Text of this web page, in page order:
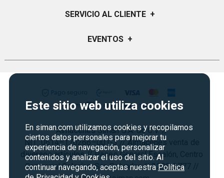
Este sitio web utiliza cookies
En siman.com utilizamos cookies y recopilamos
ciertos datos personales para mejorar tu
experiencia de navegación, personalizar
contenidos y analizar el uso del sitio. Al
continuar navegando, aceptas nuestra Política
Sucursales
Certificados de Regalo
Credisiman
Vende en Marketplace
SERVICIO AL CLIENTE +
Preguntas Frecuentes
Política de Privacidad
Derecho de Retracto
Condiciones de uso
Términos y condiciones
EVENTOS +
Cyber Monday
Agosto es diversión
Almacenes Siman S.A. de C.V. //
NIT: 0614–170266–001-3 // Almacenes venta de
diversos artículos // Paseo General Escalón, Centro
Comercial Galerías, San Salvador. // 2298-3777 //